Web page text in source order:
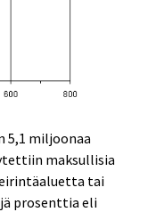
5,1 miljoonaa
maksullisia
tai
prosenttia eli